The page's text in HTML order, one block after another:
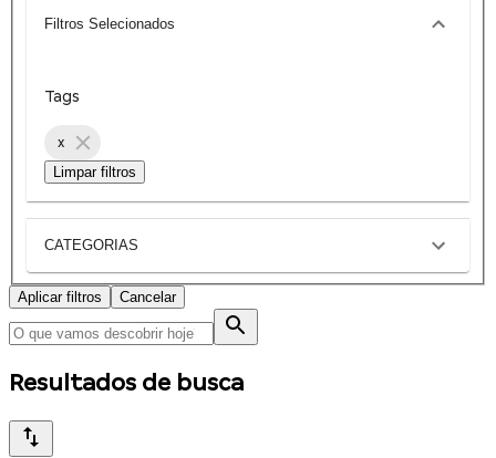
Filtros Selecionados
Tags
x
Limpar filtros
CATEGORIAS
Aplicar filtros Cancelar
Resultados de busca